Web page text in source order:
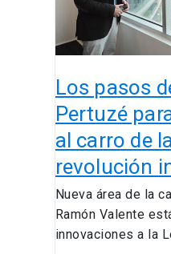
Los pasos
Pertuzé
al carro de
revolución
Nueva área de la
Ramón Valente
innovaciones a la
subir
Chile
carro
de
la
4ta
revolución
industrial